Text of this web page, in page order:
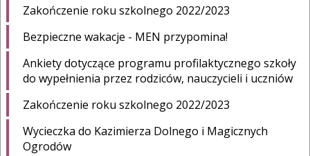
Zakończenie roku szkolnego 2022/2023
Bezpieczne wakacje - MEN przypomina!
Ankiety dotyczące programu profilaktycznego szkoły
do wypełnienia przez rodziców, nauczycieli i uczniów
Zakończenie roku szkolnego 2022/2023
Wycieczka do Kazimierza Dolnego i Magicznych
Ogrodów